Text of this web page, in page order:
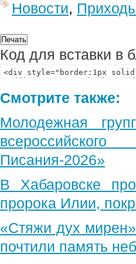
Новости,
Код для вставки в
Смотрите также:
Молодежная
Писания-2026»
В Хабаровске
пророка Илии,
«Стяжи дух
почтили память